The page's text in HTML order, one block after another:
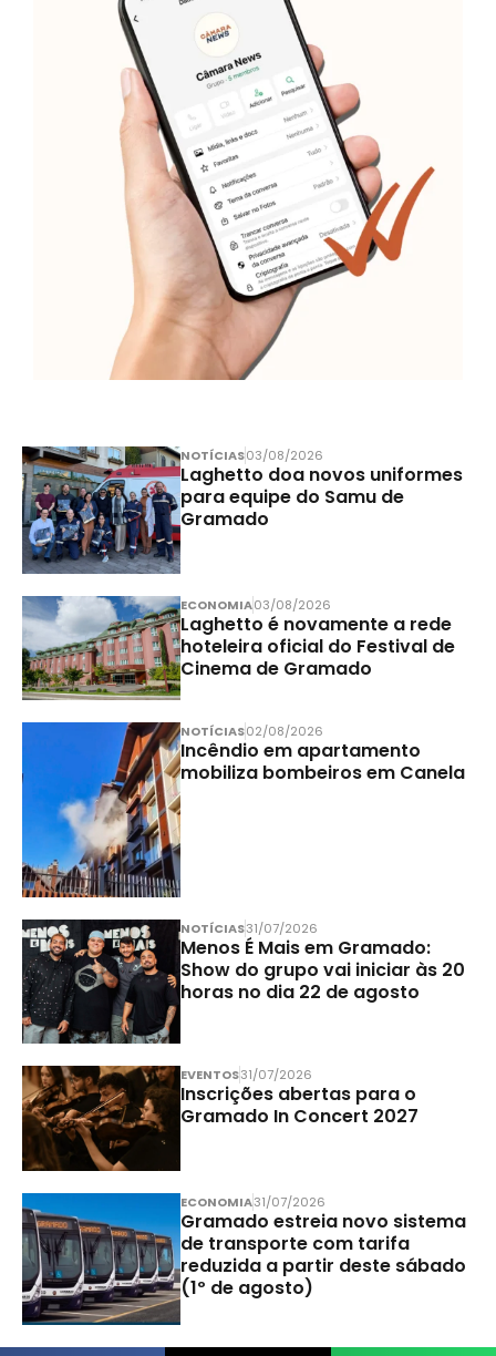
NOTÍCIAS03/08/2026
Laghetto doa novos uniformes
para equipe do Samu de
Gramado
ECONOMIA03/08/2026
Laghetto é novamente a rede
hoteleira oficial do Festival de
Cinema de Gramado
NOTÍCIAS02/08/2026
Incêndio em apartamento
mobiliza bombeiros em Canela
NOTÍCIAS31/07/2026
Menos É Mais em Gramado:
Show do grupo vai iniciar às 20
horas no dia 22 de agosto
EVENTOS31/07/2026
Inscrições abertas para o
Gramado In Concert 2027
ECONOMIA31/07/2026
Gramado estreia novo sistema
de transporte com tarifa
reduzida a partir deste sábado
(1º de agosto)